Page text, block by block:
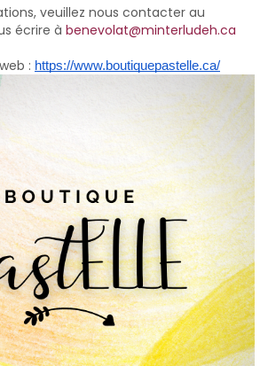
veuillez nous contacter au
écrire à benevolat@minterludeh.ca
: https://www.boutiquepastelle.ca/